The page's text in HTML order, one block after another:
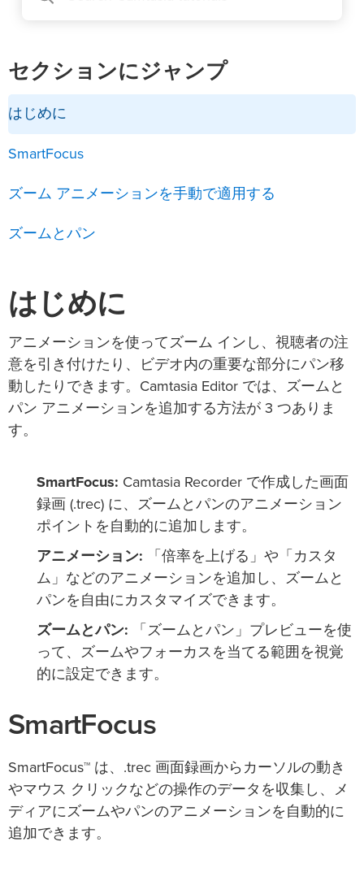
はじめに
アニメーションを使ってズーム インし、視聴者の注
意を引き付けたり、ビデオ内の重要な部分にパン移
動したりできます。Camtasia Editor では、ズームと
パン アニメーションを追加する方法が 3 つありま
す。
SmartFocus: Camtasia Recorder で作成した画面
録画 (.trec) に、ズームとパンのアニメーション
ポイントを自動的に追加します。
アニメーション: 「倍率を上げる」や「カスタ
ム」などのアニメーションを追加し、ズームと
パンを自由にカスタマイズできます。
ズームとパン: 「ズームとパン」プレビューを使
って、ズームやフォーカスを当てる範囲を視覚
的に設定できます。
SmartFocus
SmartFocus™ は、.trec 画面録画からカーソルの動き
やマウス クリックなどの操作のデータを収集し、メ
ディアにズームやパンのアニメーションを自動的に
追加できます。
セクションにジャンプ
はじめに
SmartFocus
ズーム アニメーションを手動で適用する
ズームとパン